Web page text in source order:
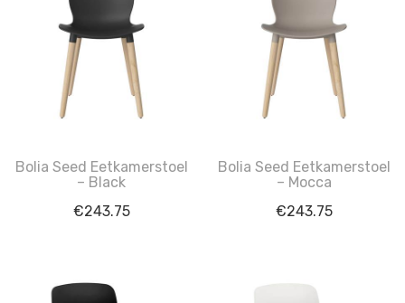
Bolia Seed Eetkamerstoel
– Black
€243.75
Bolia Seed Eetkamerstoel
– Mocca
€243.75